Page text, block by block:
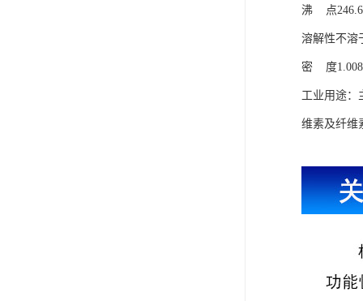
沸 点
溶解性不溶
密 度
工业用途：
维素及纤维